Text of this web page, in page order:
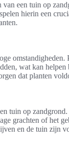
een tuin op
hierin een
omstandigheden.
wat kan
dat planten
tuin op
grachten of het
en de tuin zijn